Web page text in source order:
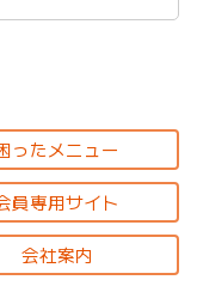
ったメニュー
員専用サイト
会社案内